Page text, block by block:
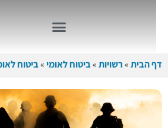
דף הבית»רשויות»ביטוח לאומי»ביטוח לאומי